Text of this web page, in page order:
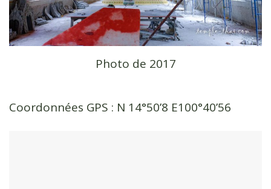
Photo de 2017
Coordonnées GPS : N 14°50’8 E100°40’56